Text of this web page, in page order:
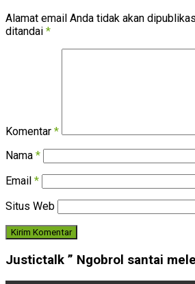
Alamat email Anda tidak akan
ditandai *
Komentar *
Nama *
Email *
Situs Web
Justictalk ” Ngobrol santai